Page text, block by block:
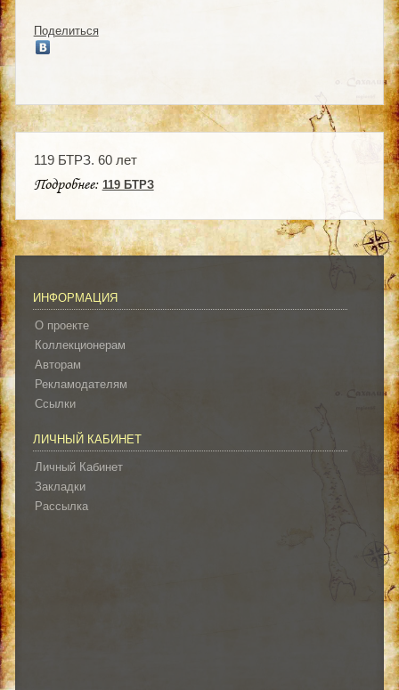
Поделиться
119 БТРЗ. 60 лет
Подробнее: 119 БТРЗ
ИНФОРМАЦИЯ
О проекте
Коллекционерам
Авторам
Рекламодателям
Ссылки
ЛИЧНЫЙ КАБИНЕТ
Личный Кабинет
Закладки
Рассылка